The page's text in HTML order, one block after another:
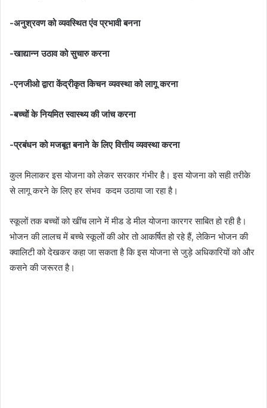
-अनुश्रवण को व्यवस्थित एंव प्रभावी बनना
-खाद्यान्न उठाव को सुचारु करना
-एनजीओ द्वारा केंद्रीकृत किचन व्यवस्था को लागू करना
-बच्चों के नियमित स्वास्थ्य की जांच करना
-प्रबंधन को मजबूत बनाने के लिए वित्तीय व्यवस्था करना
कुल मिलाकर इस योजना को लेकर सरकार गंभीर है। इस योजना को सही तरीके
से लागू करने के लिए हर संभव कदम उठाया जा रहा है।
स्कूलों तक बच्चों को खींच लाने में मीड डे मील योजना कारगर साबित हो रही है।
भोजन की लालच में बच्चे स्कूलों की ओर तो आकर्षित हो रहे हैं, लेकिन भोजन की
क्वालिटी को देखकर कहा जा सकता है कि इस योजना से जुड़े अधिकारियों को और
कसने की जरूरत है।